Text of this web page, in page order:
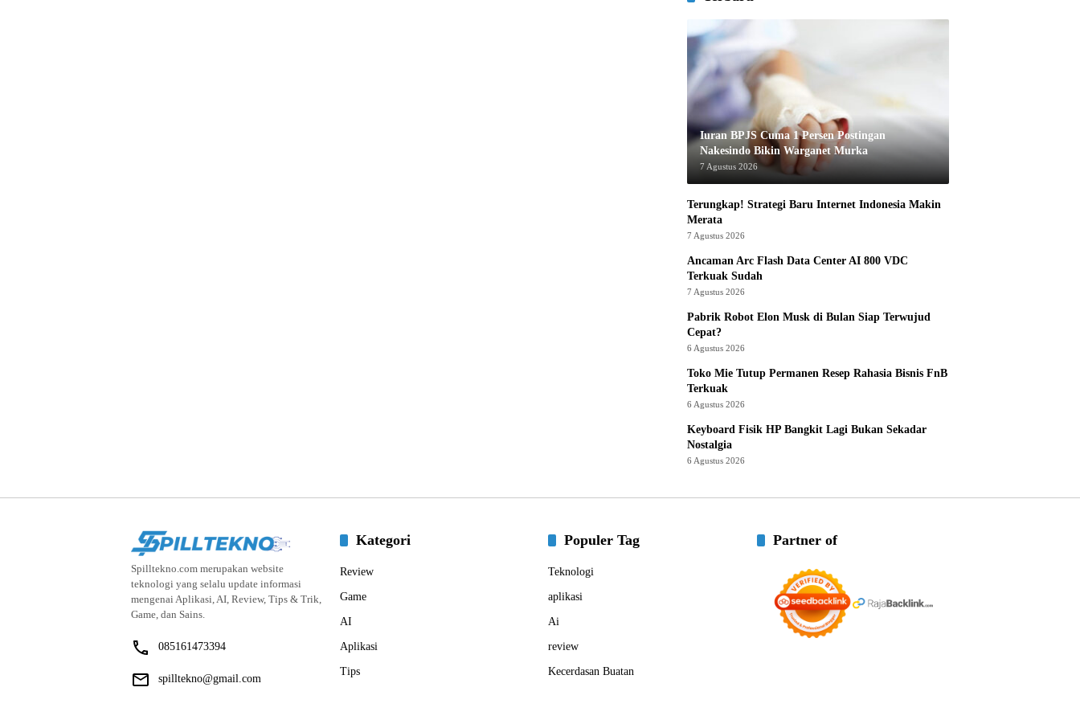
Iuran BPJS Cuma 1 Persen Postingan
Nakesindo Bikin Warganet Murka
7 Agustus 2026
Terungkap! Strategi Baru Internet Indonesia Makin
Merata
7 Agustus 2026
Ancaman Arc Flash Data Center AI 800 VDC
Terkuak Sudah
7 Agustus 2026
Pabrik Robot Elon Musk di Bulan Siap Terwujud
Cepat?
6 Agustus 2026
Toko Mie Tutup Permanen Resep Rahasia Bisnis FnB
Terkuak
6 Agustus 2026
Keyboard Fisik HP Bangkit Lagi Bukan Sekadar
Nostalgia
6 Agustus 2026
Spilltekno.com merupakan website
teknologi yang selalu update informasi
mengenai Aplikasi, AI, Review, Tips & Trik,
Game, dan Sains.
085161473394
spilltekno@gmail.com
Kategori
Review
Game
AI
Aplikasi
Tips
Populer Tag
Teknologi
aplikasi
Ai
review
Kecerdasan Buatan
Partner of